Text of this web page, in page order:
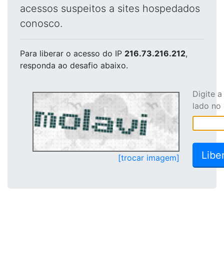
acessos suspeitos a sites hospedados
conosco.
Para liberar o acesso do IP 216.73.216.212,
responda ao desafio abaixo.
[trocar imagem]
Digite
lado no